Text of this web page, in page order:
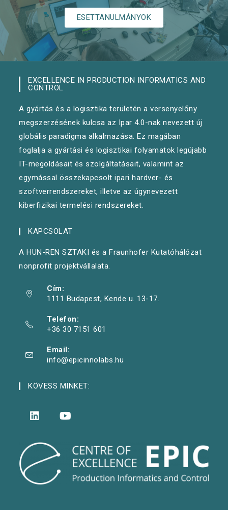
ESETTANULMÁNYOK
EXCELLENCE IN PRODUCTION INFORMATICS AND
CONTROL
A gyártás és a logisztika területén a versenyelőny
megszerzésének kulcsa az Ipar 4.0-nak nevezett új
globális paradigma alkalmazása. Ez magában
foglalja a gyártási és logisztikai folyamatok legújabb
IT-megoldásait és szolgáltatásait, valamint az
egymással összekapcsolt ipari hardver- és
szoftverrendszereket, illetve az úgynevezett
kiberfizikai termelési rendszereket.
KAPCSOLAT
A HUN-REN SZTAKI és a Fraunhofer Kutatóhálózat
nonprofit projektvállalata.
Cím:
1111 Budapest, Kende u. 13-17.
Telefon:
+36 30 7151 601
Email:
info@epicinnolabs.hu
KÖVESS MINKET: